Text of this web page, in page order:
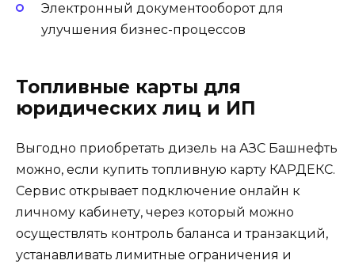
Электронный документооборот для
улучшения бизнес-процессов
Топливные карты для
юридических лиц и ИП
Выгодно приобретать дизель на АЗС Башнефть
можно, если купить топливную карту КАРДЕКС.
Сервис открывает подключение онлайн к
личному кабинету, через который можно
осуществлять контроль баланса и транзакций,
устанавливать лимитные ограничения и